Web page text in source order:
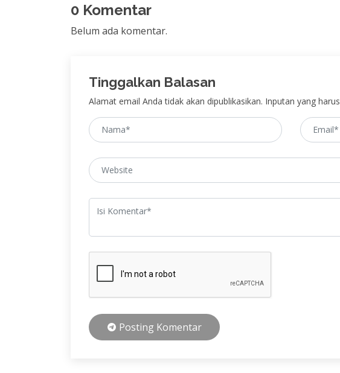
0 Komentar
Belum ada komentar.
Tinggalkan Balasan
Alamat email Anda tidak akan dipublikasikan. Inputan yang
Posting Komentar